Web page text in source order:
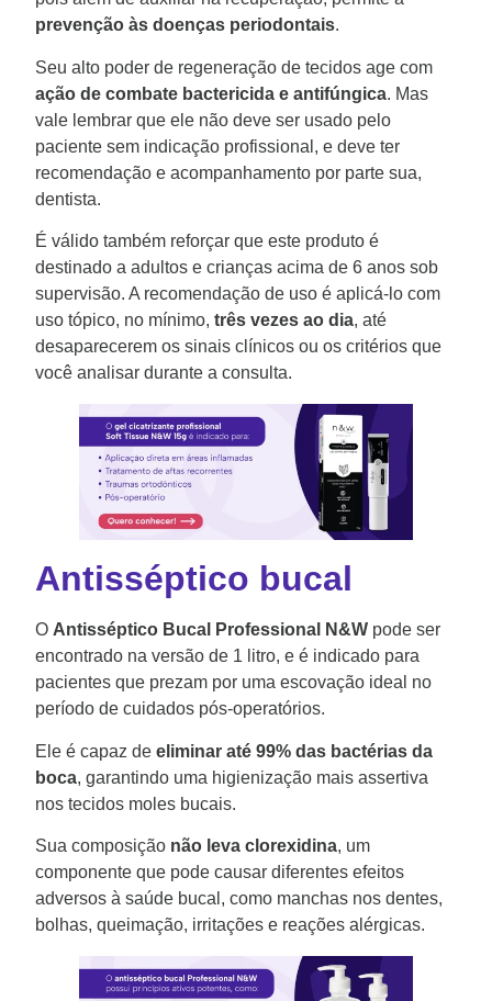
prevenção às doenças periodontais.
Seu alto poder de regeneração de tecidos age com
ação de combate bactericida e antifúngica. Mas
vale lembrar que ele não deve ser usado pelo
paciente sem indicação profissional, e deve ter
recomendação e acompanhamento por parte sua,
dentista.
É válido também reforçar que este produto é
destinado a adultos e crianças acima de 6 anos sob
supervisão. A recomendação de uso é aplicá-lo com
uso tópico, no mínimo, três vezes ao dia, até
desaparecerem os sinais clínicos ou os critérios que
você analisar durante a consulta.
Antisséptico bucal
O Antisséptico Bucal Professional N&W pode ser
encontrado na versão de 1 litro, e é indicado para
pacientes que prezam por uma escovação ideal no
período de cuidados pós-operatórios.
Ele é capaz de eliminar até 99% das bactérias da
boca, garantindo uma higienização mais assertiva
nos tecidos moles bucais.
Sua composição não leva clorexidina, um
componente que pode causar diferentes efeitos
adversos à saúde bucal, como manchas nos dentes,
bolhas, queimação, irritações e reações alérgicas.